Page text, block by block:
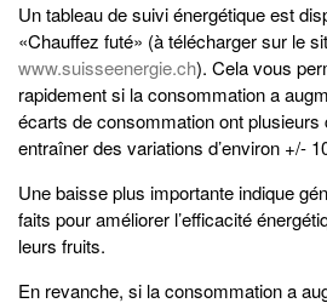
Un tableau de suivi énergétique est
«Chauffez futé» (à télécharger sur le
www.suisseenergie.ch). Cela vous
rapidement si la consommation a
écarts de consommation ont
entraîner des variations d’environ +/-
Une baisse plus importante indique
faits pour améliorer l’efficacité
leurs fruits.
En revanche, si la consommation a